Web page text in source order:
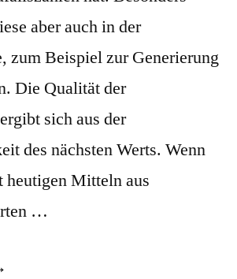
aber auch in der
zum Beispiel zur Generierung
Die Qualität der
sich aus der
des nächsten Werts. Wenn
heutigen Mitteln aus
…